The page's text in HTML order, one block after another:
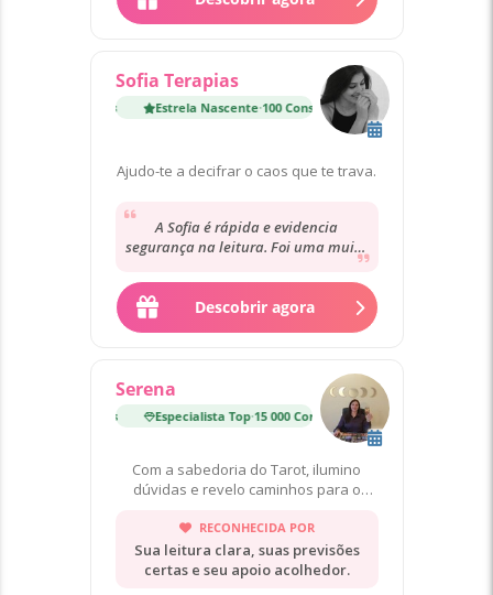
Sofia Terapias
Estrela Nascente·100 Consultas Estrela Nascente
Ajudo-te a decifrar o caos que te trava.
A Sofia é rápida e evidencia
segurança na leitura. Foi uma muito
boa experiência. No que concerne às
previsões,...
Descobrir agora
Serena
Especialista Top·15 000 Consultas Especialista Top
Com a sabedoria do Tarot, ilumino
dúvidas e revelo caminhos para o
RECONHECIDA POR
Sua leitura clara, suas previsões
certas e seu apoio acolhedor.